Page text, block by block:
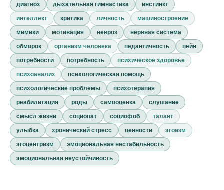
диагноз
дыхательная гимнастика
инстинкт
интеллект
критика личность
машиностроение
мимики
мотивация невроз
нервная система
обморок
организм человека педантичность
пейн
потребности
потребность
психическое здоровье
психоанализ
психологическая помощь
психологические проблемы
психотерапия
реабилитация
роды самооценка
слушание
смысл жизни
социопат социофоб
талант
улыбка
хронический стресс ценности
эгоизм
эгоцентризм
эмоциональная нестабильность
эмоциональная неустойчивость